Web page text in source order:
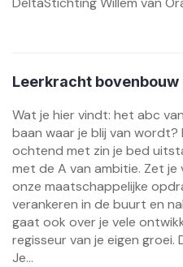
Leerkracht bovenbouw
Wat je hier vindt: het abc
baan waar je blij van wordt?
ochtend met zin je bed
met de A van ambitie. Zet
onze maatschappelijke
verankeren in de buurt en
gaat ook over je vele
regisseur van je eigen groei.
Je...